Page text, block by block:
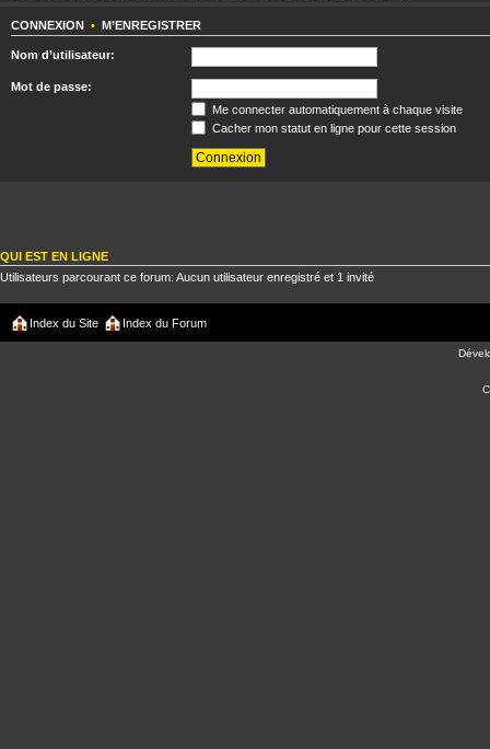
CONNEXION • M’ENREGISTRER
Nom d’utilisateur:
Mot de passe:
Me connecter automatiquement à chaque visite
Cacher mon statut en ligne pour cette session
QUI EST EN LIGNE
Utilisateurs parcourant ce forum: Aucun utilisateur enregistré et 1 invité
Index du Site Index du Forum